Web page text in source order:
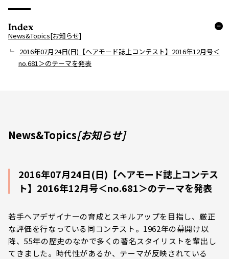
Index
News&Topics[お知らせ]
2016年07月24日(日)【ヘアモード誌上コンテスト】2016年12月号＜
no.681＞のテーマを発表
News&Topics[お知らせ]
2016年07月24日(日)【ヘアモード誌上コンテス
ト】2016年12月号＜no.681＞のテーマを発表
若手ヘアデザイナーの育成とスキルアップを目指し、厳正
な評価を行なっている同コンテスト。1962年の幕開け以
降、55年の歴史のなかで多くの著名スタイリストを輩出し
てきました。時代性があるか、テーマが反映されている